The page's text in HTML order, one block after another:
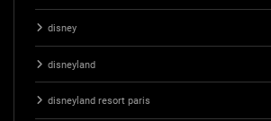
disney
disneyland
disneyland resort paris